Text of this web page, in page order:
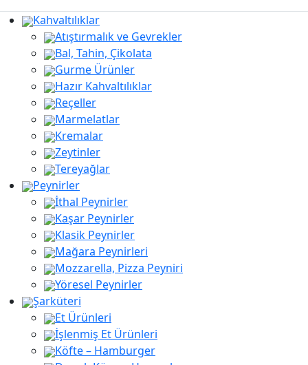
Kahvaltılıklar
Atıştırmalık ve Gevrekler
Bal, Tahin, Çikolata
Gurme Ürünler
Hazır Kahvaltılıklar
Reçeller
Marmelatlar
Kremalar
Zeytinler
Tereyağlar
Peynirler
İthal Peynirler
Kaşar Peynirler
Klasik Peynirler
Mağara Peynirleri
Mozzarella, Pizza Peyniri
Yöresel Peynirler
Şarküteri
Et Ürünleri
İşlenmiş Et Ürünleri
Köfte – Hamburger